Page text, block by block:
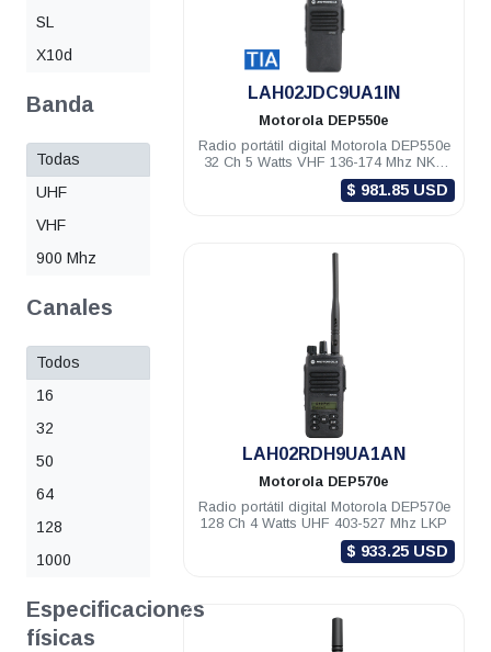
SL
X10d
Banda
Todas
UHF
VHF
900 Mhz
Canales
Todos
16
32
50
64
128
1000
Especificaciones
físicas
LAH02JDC9UA1IN
Motorola DEP550e
Radio portátil digital Motorola DEP550e
32 Ch 5 Watts VHF 136-174 Mhz NKP
$ 981.85 USD
LAH02RDH9UA1AN
Motorola DEP570e
Radio portátil digital Motorola DEP570e
128 Ch 4 Watts UHF 403-527 Mhz LKP
$ 933.25 USD